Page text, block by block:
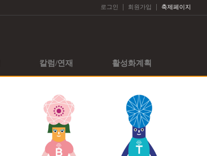
로그인 회원가입 축제페이지
칼럼/연재 활성화계획